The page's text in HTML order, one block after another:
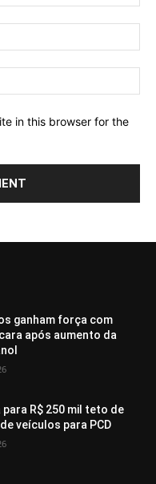
in this browser for the
ganham força com
após aumento da
R$ 250 mil teto de
veículos para PCD